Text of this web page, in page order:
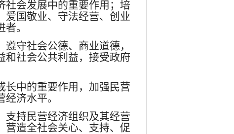
社会发展中的重要作用；培
爱国敬业、守法经营、创业
。
守社会公德、商业道德，
和社会公共利益，接受政府
中的重要作用，加强民营
济水平。
持民营经济组织及其经营
营造全社会关心、支持、促